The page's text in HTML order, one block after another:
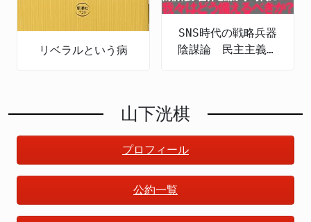
リベラルという病
SNS時代の戦略兵器
陰謀論 民主主義を
山下洸棋
プロフィール
公約一覧